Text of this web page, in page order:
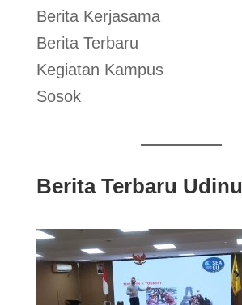
Berita Kerjasama
Berita Terbaru
Kegiatan Kampus
Sosok
Berita Terbaru